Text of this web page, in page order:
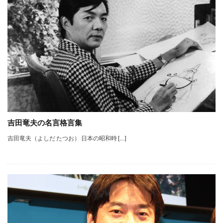
吉田竜夫の名言格言集
吉田竜夫（よしだ たつお） 日本の昭和時 […]